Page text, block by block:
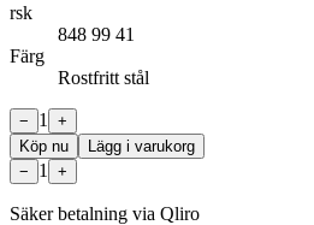
rsk
848 99 41
Färg
Rostfritt stål
− 1
+
Köp nu
Lägg i varukorg
−
1 +
Säker betalning via Qliro